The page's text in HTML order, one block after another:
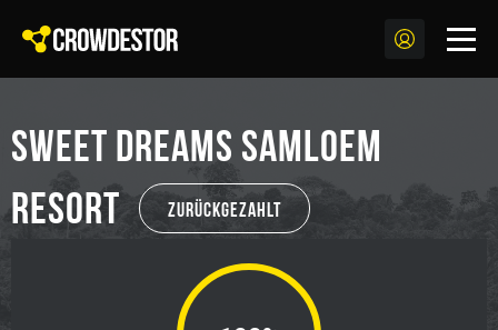
Sweet Dreams Samloem
Resort
Zurückgezahlt